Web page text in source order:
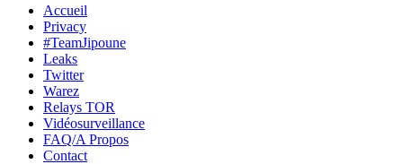
Skip
content
Accueil
Privacy
#TeamJipoune
Leaks
Twitter
Warez
Relays TOR
Vidéosurveillance
FAQ/A Propos
Contact